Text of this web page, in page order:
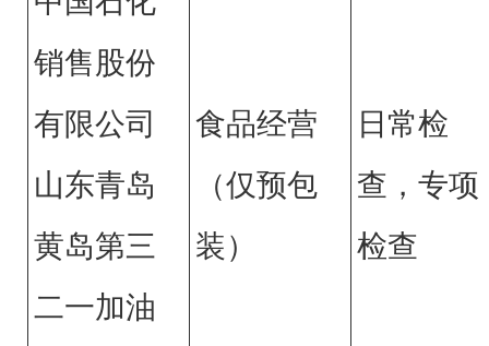
销售股份
有限公司
山东青岛
黄岛第三
二一加油
食品经营
（仅预包
装）
日常检
查，专项
检查